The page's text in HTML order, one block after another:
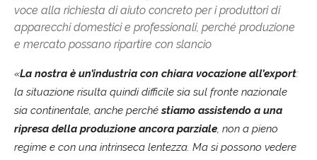
voce alla richiesta di aiuto concreto per i produttori di
apparecchi domestici e professionali, perché produzione
e mercato possano ripartire con slancio
«La nostra è un’industria con chiara vocazione all’export:
la situazione risulta quindi difficile sia sul fronte nazionale
sia continentale, anche perchéstiamo assistendo a una
ripresa della produzione ancora parziale, non a pieno
regime e con una intrinseca lentezza. Ma si possono vedere